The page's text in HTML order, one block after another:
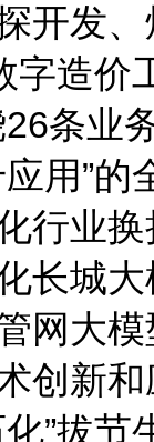
开发
字造价
条业
用”
行业
长城
网大
创新
”拔